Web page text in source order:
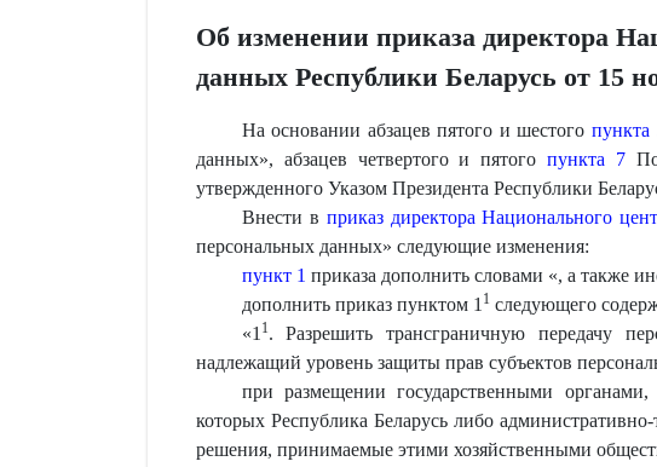
Об изменении приказа директора
данных Республики Беларусь от 15
На основании абзацев пятого и шестого пункта
данных», абзацев четвертого и пятого пункта 7
утвержденного Указом Президента Республики
Внести в приказ директора Национального
персональных данных» следующие изменения:
пункт 1 приказа дополнить словами «, а также
дополнить приказ пунктом 1 1 следующего
«1 1. Разрешить трансграничную передачу
надлежащий уровень защиты прав субъектов
при размещении государственными
которых Республика Беларусь либо
решения, принимаемые этими хозяйственными